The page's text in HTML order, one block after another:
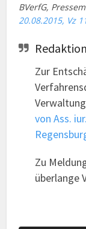
BVerfG,
20.08.2015, Vz
Zur
von Ass.
Zu
überlange